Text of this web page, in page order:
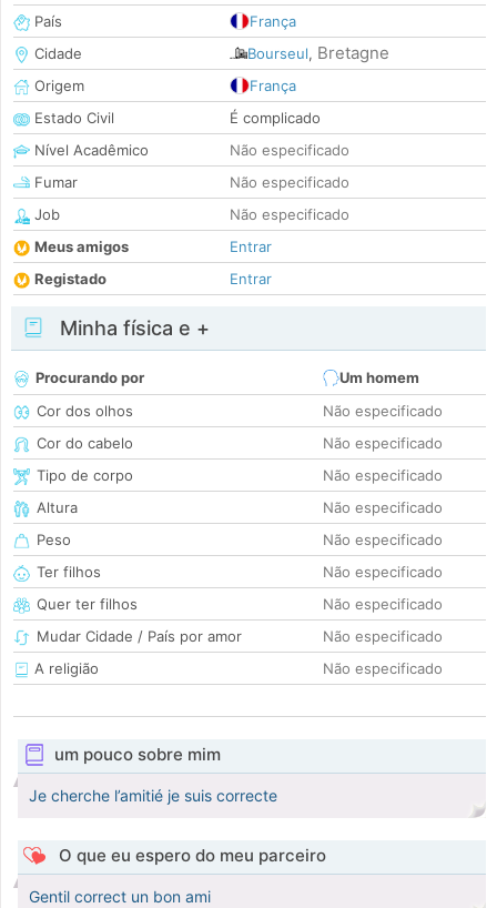
País
França
Cidade
Bourseul, Bretagne
Origem
França
Estado Civil
É complicado
Nível Acadêmico
Não especificado
Fumar
Não especificado
Job
Não especificado
Meus amigos
Entrar
Registado
Entrar
Minha física e +
Procurando por
Um homem
Cor dos olhos
Não especificado
Cor do cabelo
Não especificado
Tipo de corpo
Não especificado
Altura
Não especificado
Peso
Não especificado
Ter filhos
Não especificado
Quer ter filhos
Não especificado
Mudar Cidade / País por amor
Não especificado
A religião
Não especificado
um pouco sobre mim
Je cherche l’amitié je suis correcte
O que eu espero do meu parceiro
Gentil correct un bon ami